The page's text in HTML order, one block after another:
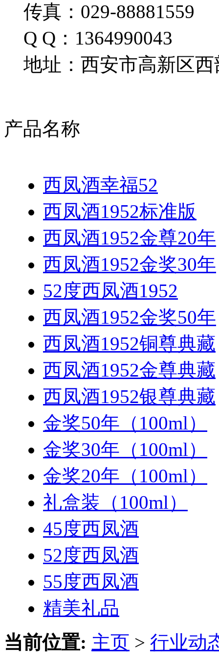
传真：029-88881559
Q Q：1364990043
地址：西安市高新区西
产品名称
西凤酒幸福52
西凤酒1952标准版
西凤酒1952金尊20年
西凤酒1952金奖30年
52度西凤酒1952
西凤酒1952金奖50年
西凤酒1952铜尊典藏
西凤酒1952金尊典藏
西凤酒1952银尊典藏
金奖50年（100ml）
金奖30年（100ml）
金奖20年（100ml）
礼盒装（100ml）
45度西凤酒
52度西凤酒
55度西凤酒
精美礼品
当前位置: 主页 > 行业动